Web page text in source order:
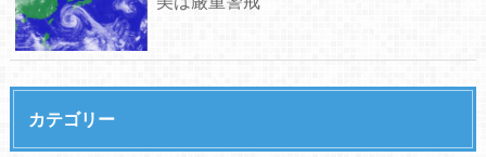
カテゴリー